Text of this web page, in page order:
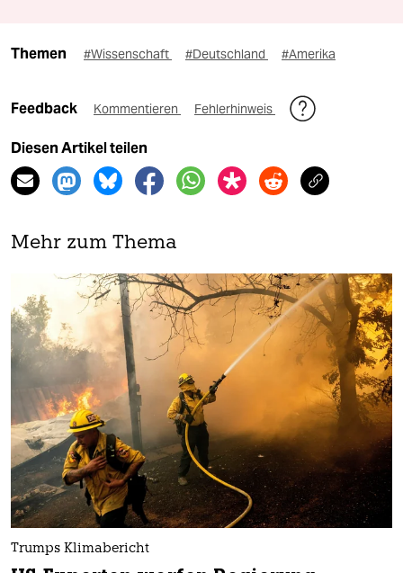
Themen #Wissenschaft #Deutschland #Amerika
Feedback Kommentieren Fehlerhinweis
Diesen Artikel teilen
Mehr zum Thema
Trumps Klimabericht